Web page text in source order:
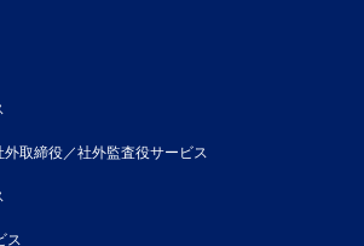
取締役／社外監査役サービス
ス